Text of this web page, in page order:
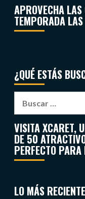
APROVECHA LAS
TEMPORADA
¿QUÉ ESTÁS
VISITA XCARET,
DE 50
PERFECTO
LO MÁS RECIENTE